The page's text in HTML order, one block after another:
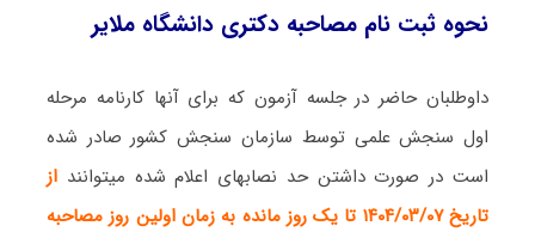
نحوه ثبت نام مصاحبه دکتری دانشگاه ملایر
داوطلبان حاضر در جلسه آزمون که برای آنها کارنامه مرحله
اول سنجش علمی توسط سازمان سنجش کشور صادر شده
است در صورت داشتن حد نصابهای اعلام شده میتواننداز
تاریخ ۱۴۰۴/۰۳/۰۷ تا یک روز مانده به زمان اولین روز مصاحبه